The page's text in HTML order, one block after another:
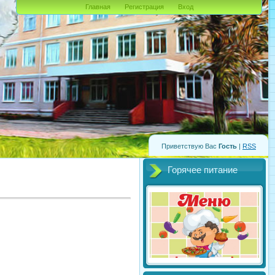
Приветствую Вас Гость | RSS
Главная Регистрация Вход
Горячее питание